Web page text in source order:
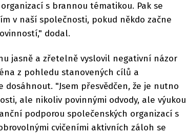
s brannou tématikou. Pak se
v naší společnosti, pokud někdo začne
dodal.
jasně a zřetelně vyslovil negativní názor
z pohledu stanovených cílů a
"Jsem přesvědčen, že je nutno
ale nikoliv povinnými odvody, ale výukou
podporou společenských organizací s
cvičeními aktivních záloh se